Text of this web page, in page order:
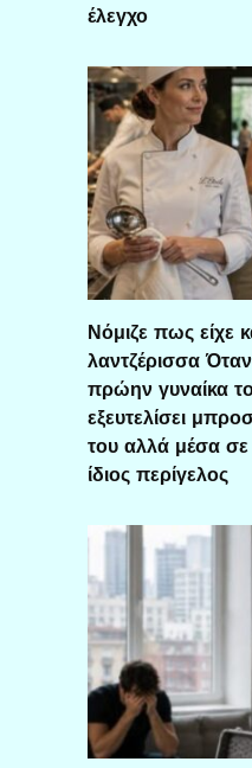
έλεγχο
Νόμιζε πως είχε
λαντζέρισσα
πρώην γυναίκα
εξευτελίσει
του αλλά μέσα σε
ίδιος περίγελος